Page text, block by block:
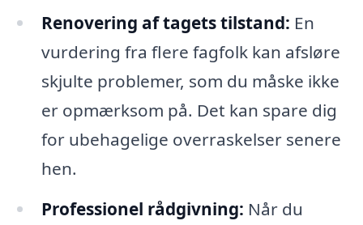
Renovering af tagets tilstand: En
vurdering fra flere fagfolk kan afsløre
skjulte problemer, som du måske ikke
er opmærksom på. Det kan spare dig
for ubehagelige overraskelser senere
hen.
Professionel rådgivning: Når du